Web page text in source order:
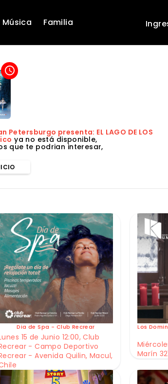
Música Familia
access_time
Petersburgo presenta: EL LAGO DE LOS
ya no está disponible,
que te podrian interesar,
Dia de Spa - Club Recrear
15 de Junio 12:00, Club
- Campo Deportivo
- Avenida Quilin, Macul,
Los
Marín